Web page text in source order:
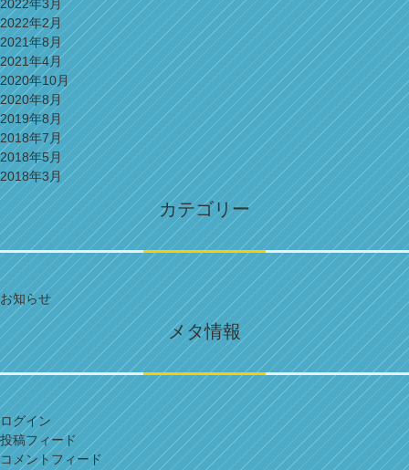
2022年3月
2022年2月
2021年8月
2021年4月
2020年10月
2020年8月
2019年8月
2018年7月
2018年5月
2018年3月
カテゴリー
お知らせ
メタ情報
ログイン
投稿フィード
コメントフィード